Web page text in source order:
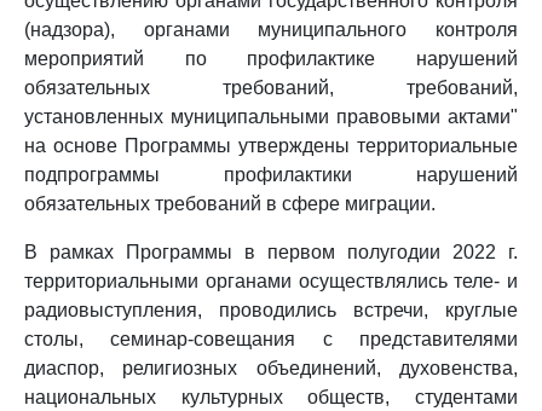
(надзора), органами муниципального контроля
мероприятий по профилактике нарушений
обязательных требований, требований,
установленных муниципальными правовыми актами"
на основе Программы утверждены территориальные
подпрограммы профилактики нарушений
обязательных требований в сфере миграции.
В рамках Программы в первом полугодии 2022 г.
территориальными органами осуществлялись теле- и
радиовыступления, проводились встречи, круглые
столы, семинар-совещания с представителями
диаспор, религиозных объединений, духовенства,
национальных культурных обществ, студентами